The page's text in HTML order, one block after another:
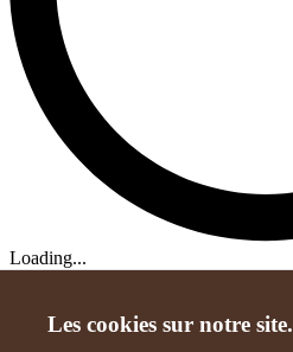
Les cookies sur notre site.
Loading...